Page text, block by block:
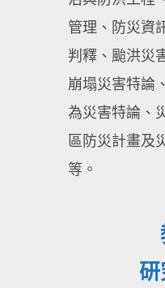
管理、防災資
判釋、颱洪災
崩塌災害特論
為災害特論、
區防災計畫及
等。
研